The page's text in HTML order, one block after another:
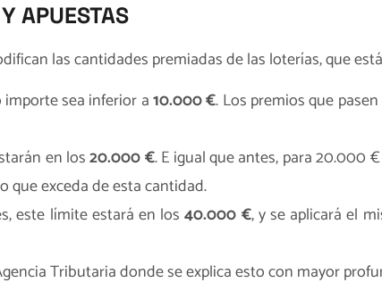
APUESTAS
las cantidades premiadas de las loterías, que
importe sea inferior a10.000 €. Los premios que
en los20.000 €. E igual que antes, para 20.000
exceda de esta cantidad.
este límite estará en los40.000 €, y se aplicará el
Tributariadonde se explica esto con mayor